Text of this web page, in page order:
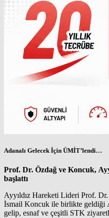
Adanalı Gelecek İçin ÜMİT’lendi…
Prof. Dr. Özdağ ve Koncuk,
başlattı
Ayyıldız Hareketi Lideri Prof.
İsmail Koncuk ile birlikte geldiği
gelip, esnaf ve çeşitli STK